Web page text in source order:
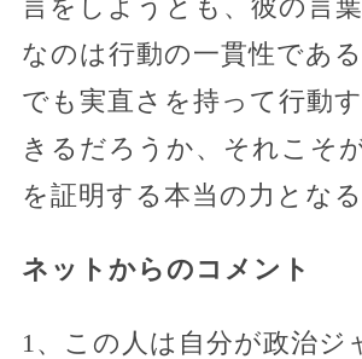
言をしようとも、彼の言
なのは行動の一貫性であ
でも実直さを持って行動
きるだろうか、それこそ
を証明する本当の力となる
ネットからのコメント
1、この人は自分が政治ジ